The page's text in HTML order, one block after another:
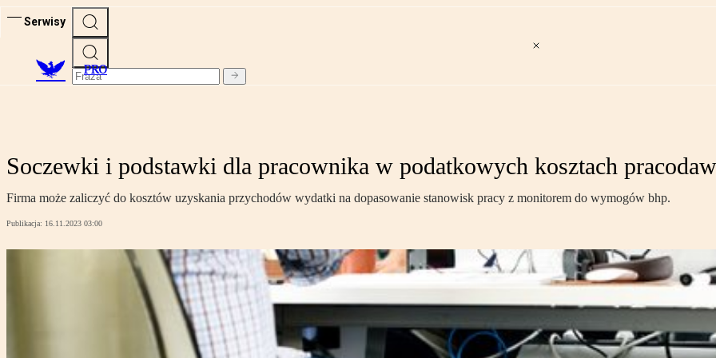
Serwisy
PRO
Soczewki i podstawki dla pracownika w podatkowych kosztach
Firma może zaliczyć do kosztów uzyskania przychodów wydatki na dopasowanie stanowisk pracy z monitorem do wymogów bhp.
Publikacja: 16.11.2023 03:00